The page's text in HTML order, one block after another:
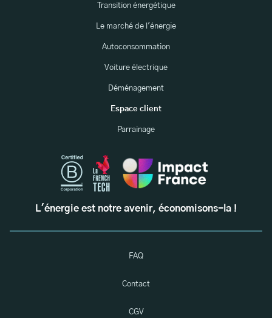
Transition énergétique
Le marché de l'énergie
Autoconsommation
Voiture électrique
Déménagement
Espace client
Parrainage
L'énergie est notre avenir, économisons-la !
FAQ
Contact
CGV